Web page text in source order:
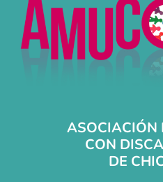
ASOCIACIÓN
CON
DE